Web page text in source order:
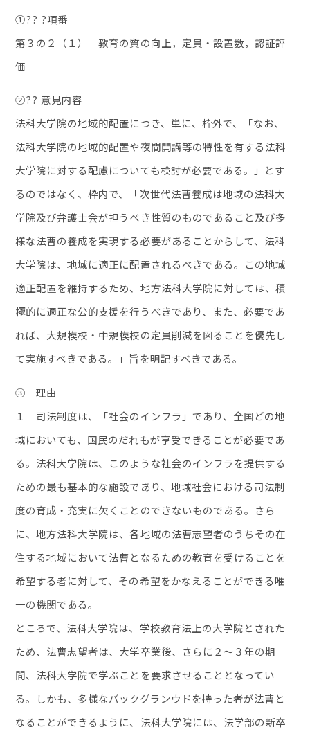
①?? ?項番
第３の２（１） 教育の質の向上，定員・設置数，認証評
価
②?? 意見内容
法科大学院の地域的配置につき、単に、枠外で、「なお、
法科大学院の地域的配置や夜間開講等の特性を有する法科
大学院に対する配慮についても検討が必要である。」とす
るのではなく、枠内で、「次世代法曹養成は地域の法科大
学院及び弁護士会が担うべき性質のものであること及び多
様な法曹の養成を実現する必要があることからして、法科
大学院は、地域に適正に配置されるべきである。この地域
適正配置を維持するため、地方法科大学院に対しては、積
極的に適正な公的支援を行うべきであり、また、必要であ
れば、大規模校・中規模校の定員削減を図ることを優先し
て実施すべきである。」旨を明記すべきである。
③ 理由
１ 司法制度は、「社会のインフラ」であり、全国どの地
域においても、国民のだれもが享受できることが必要であ
る。法科大学院は、このような社会のインフラを提供する
ための最も基本的な施設であり、地域社会における司法制
度の育成・充実に欠くことのできないものである。さら
に、地方法科大学院は、各地域の法曹志望者のうちその在
住する地域において法曹となるための教育を受けることを
希望する者に対して、その希望をかなえることができる唯
一の機関である。
ところで、法科大学院は、学校教育法上の大学院とされた
ため、法曹志望者は、大学卒業後、さらに２～３年の期
間、法科大学院で学ぶことを要求させることとなってい
る。しかも、多様なバックグランウドを持った者が法曹と
なることができるように、法科大学院には、法学部の新卒